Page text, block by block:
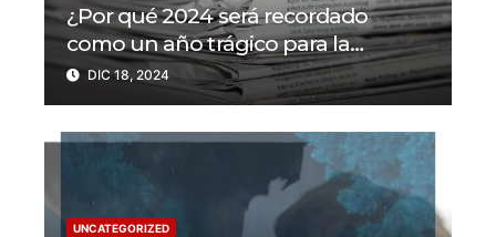
¿Por qué 2024 será recordado
como un año trágico para la
libertad de prensa? Un tercio de los
periodistas asesinados por Israel
DIC 18, 2024
UNCATEGORIZED